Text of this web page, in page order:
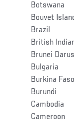
Botswana
Bouvet
Brazil
British
Brunei
Bulgaria
Burkina Faso
Burundi
Cambodia
Cameroon